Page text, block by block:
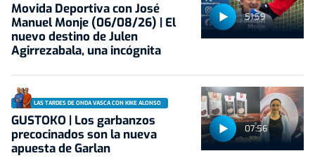
51:59
Movida Deportiva con José
Manuel Monje (06/08/26) | El
nuevo destino de Julen
Agirrezabala, una incógnita
07:56
LAS TARDES DE ONDA VASCA CON KIKE ALONSO
GUSTOKO | Los garbanzos
precocinados son la nueva
apuesta de Garlan